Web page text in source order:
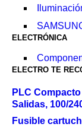
ELECTRÓNICA
ELECTRO TE
PLC
Salidas, 100/
Fusible